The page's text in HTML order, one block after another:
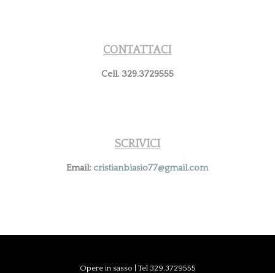
CONTATTACI
Cell. 329.3729555
SCRIVICI
Email: cristianbiasio77@gmail.com
Opere in sasso | Tel 329.3729555